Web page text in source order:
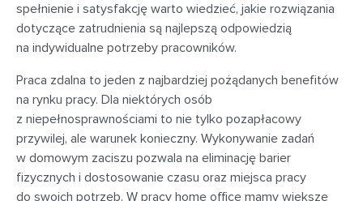
spełnienie i satysfakcję warto wiedzieć, jakie rozwiązania
dotyczące zatrudnienia są najlepszą odpowiedzią
na indywidualne potrzeby pracowników.
Praca zdalna to jeden z najbardziej pożądanych benefitów
na rynku pracy. Dla niektórych osób
z niepełnosprawnościami to nie tylko pozapłacowy
przywilej, ale warunek konieczny. Wykonywanie zadań
w domowym zaciszu pozwala na eliminację barier
fizycznych i dostosowanie czasu oraz miejsca pracy
do swoich potrzeb. W pracy home office mamy większe